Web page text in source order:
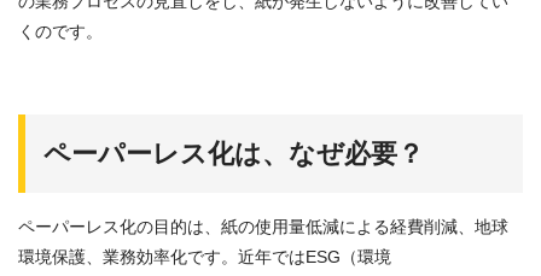
くのです。
ペーパーレス化は、なぜ必要？
ペーパーレス化の目的は、紙の使用量低減による経費削減、地球
環境保護、業務効率化です。近年ではESG（環境